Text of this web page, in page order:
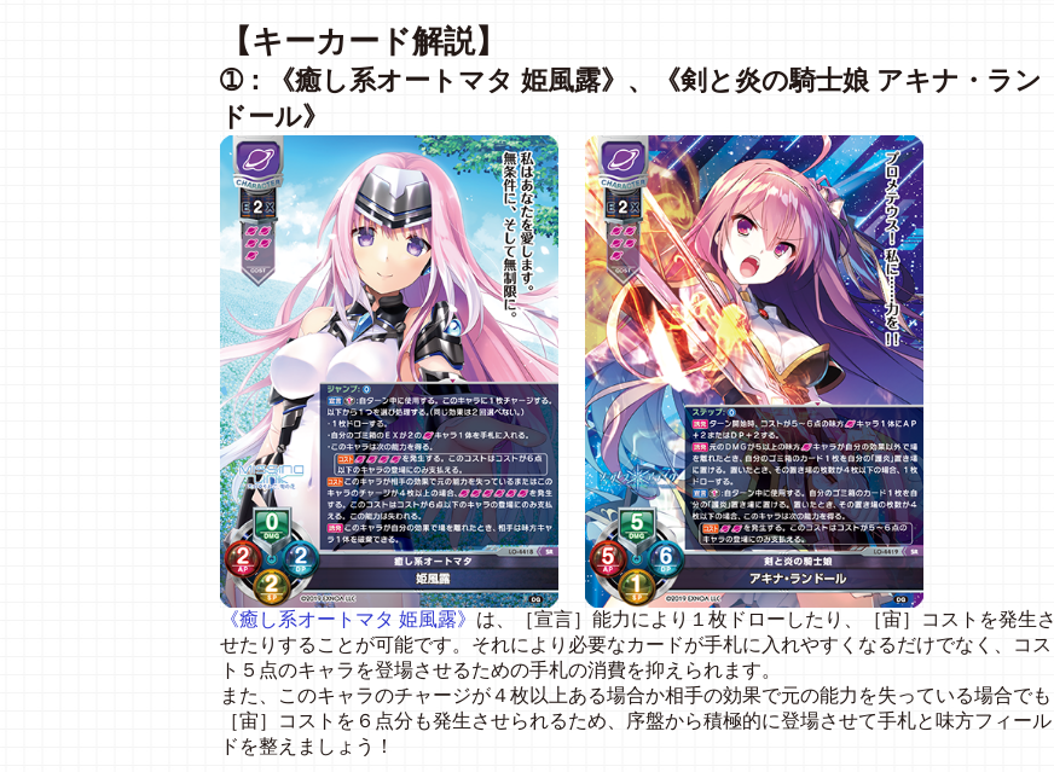
【キーカード解説】
➀：《癒し系オートマタ 姫風露》、《剣と炎の騎士娘 アキナ・ラン
ドール》
《癒し系オートマタ 姫風露》 は、［宣言］能力により１枚ドローしたり、［宙］コストを発生さ
せたりすることが可能です。それにより必要なカードが手札に入れやすくなるだけでなく、コス
ト５点のキャラを登場させるための手札の消費を抑えられます。
また、このキャラのチャージが４枚以上ある場合か相手の効果で元の能力を失っている場合でも
［宙］コストを６点分も発生させられるため、序盤から積極的に登場させて手札と味方フィール
ドを整えましょう！